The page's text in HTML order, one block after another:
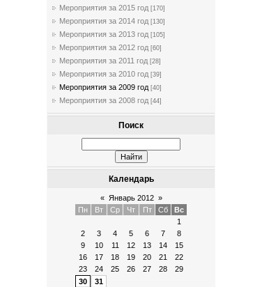
Мероприятия за 2015 год [170]
Мероприятия за 2014 год [130]
Мероприятия за 2013 год [105]
Мероприятия за 2012 год [60]
Мероприятия за 2011 год [28]
Мероприятия за 2010 год [39]
Мероприятия за 2009 год [40]
Мероприятия за 2008 год [44]
Поиск
Календарь
« Январь 2012 »
Пн
Вт Ср Чт Пт Сб
Вс
1
2
3 4 5 6 7
8
9
10 11 12 13 14
15
16
17 18 19 20 21
22
23
24 25 26 27 28
29
30
31